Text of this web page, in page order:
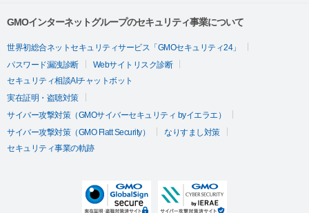
GMOインターネットグループのセキュリティ事業について
世界初総合ネットセキュリティサービス「GMOセキュリティ24」
パスワード漏洩診断
Webサイトリスク診断
セキュリティ相談AIチャットボット
実在証明・盗聴対策
サイバー攻撃対策（GMOサイバーセキュリティ byイエラエ）
サイバー攻撃対策（GMO Flatt Security）
なりすまし対策
セキュリティ事業の軌跡